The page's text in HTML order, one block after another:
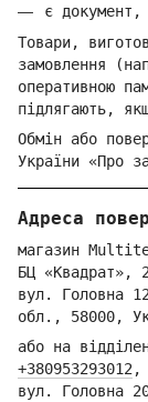
є документ,
Товари,
замовлення
оперативною
підлягають,
Обмін або
України «Про
Адреса
магазин
БЦ «Квадрат»,
вул. Головна
обл., 58000,
або на
+380953293012 ,
вул. Головна